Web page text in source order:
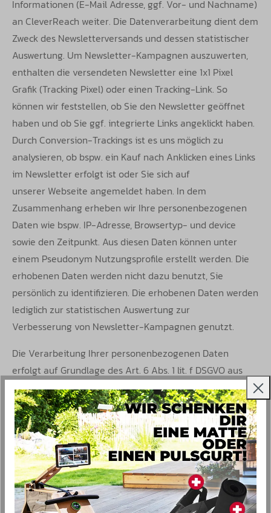
Informationen (E-Mail Adresse, ggf. Vor- und Nachname)
an CleverReach weiter. Die Datenverarbeitung dient dem
Zweck des Newsletterversands und dessen statistischer
Auswertung. Um Newsletter-Kampagnen auszuwerten,
enthalten die versendeten Newsletter eine 1x1 Pixel
Grafik (Tracking Pixel) oder einen Tracking-Link. So
können wir feststellen, ob Sie den Newsletter geöffnet
haben und ob Sie ggf. integrierte Links angeklickt haben.
Durch Conversion-Trackings ist es uns möglich zu
analysieren, ob bspw. ein Kauf nach Anklicken eines Links
im Newsletter erfolgt ist oder Sie sich auf
unserer Webseite angemeldet haben. In dem
Zusammenhang erheben wir Ihre personenbezogenen
Daten wie bspw. IP-Adresse, Browsertyp- und device
sowie den Zeitpunkt. Aus diesen Daten können unter
einem Pseudonym Nutzungsprofile erstellt werden. Die
erhobenen Daten werden nicht dazu benutzt, Sie
persönlich zu identifizieren. Die erhobenen Daten werden
lediglich zur statistischen Auswertung zur
Verbesserung von Newsletter-Kampagnen genutzt.
Die Verarbeitung Ihrer personenbezogenen Daten
erfolgt auf Grundlage des Art. 6 Abs. 1 lit. f DSGVO aus
unserem überwiegenden berechtigten Interesse an
einem zielgerichteten, werbewirksamen und
benutzerfreundlichen Newslettersystem. Sie haben das
Recht aus Gründen, die sich aus Ihrer besonderen
Situation ergeben, jederzeit dieser Verarbeitungen Sie
betreffender personenbezogener Daten zu
widersprechen.